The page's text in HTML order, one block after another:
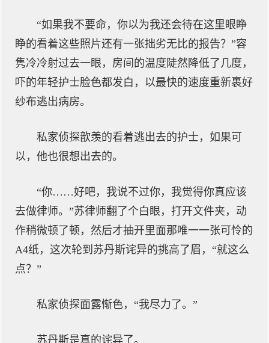
“如果我不要命，你以为我还会待在这里眼睁
睁的看着这些照片还有一张拙劣无比的报告？”容
隽冷冷射过去一眼，房间的温度陡然降低了几度，
吓的年轻护士脸色都发白，以最快的速度重新裹好
纱布逃出病房。
私家侦探歆羡的看着逃出去的护士，如果可
以，他也很想出去的。
“你……好吧，我说不过你，我觉得你真应该
去做律师。”苏律师翻了个白眼，打开文件夹，动
作稍微顿了顿，然后才抽开里面那唯一一张可怜的
A4纸，这次轮到苏丹斯诧异的挑高了眉，“就这么
点？”
私家侦探面露惭色，“我尽力了。”
苏丹斯是真的诧异了。